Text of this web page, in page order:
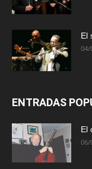
El
04/
ENTRADAS
El
06/